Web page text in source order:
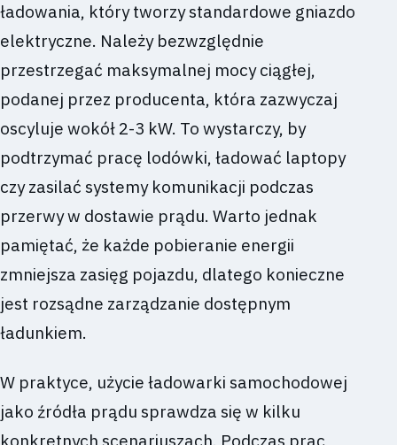
ładowania, który tworzy standardowe gniazdo
elektryczne. Należy bezwzględnie
przestrzegać maksymalnej mocy ciągłej,
podanej przez producenta, która zazwyczaj
oscyluje wokół 2-3 kW. To wystarczy, by
podtrzymać pracę lodówki, ładować laptopy
czy zasilać systemy komunikacji podczas
przerwy w dostawie prądu. Warto jednak
pamiętać, że każde pobieranie energii
zmniejsza zasięg pojazdu, dlatego konieczne
jest rozsądne zarządzanie dostępnym
ładunkiem.
W praktyce, użycie ładowarki samochodowej
jako źródła prądu sprawdza się w kilku
konkretnych scenariuszach. Podczas prac